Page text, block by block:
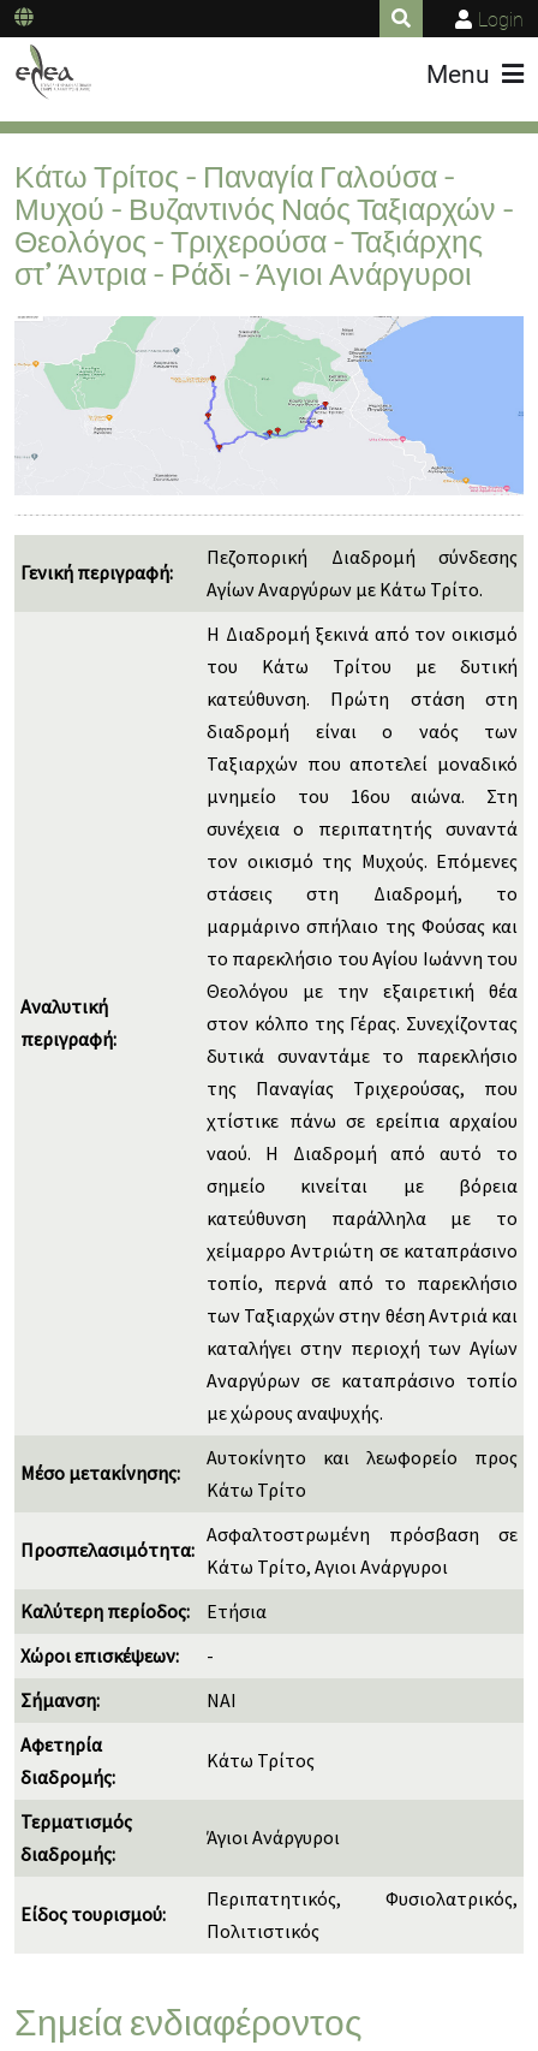
Login
Menu
Κάτω Τρίτος - Παναγία Γαλούσα -
Μυχού - Βυζαντινός Ναός Ταξιαρχών -
Θεολόγος - Τριχερούσα - Ταξιάρχης
στ’ Άντρια - Ράδι - Άγιοι Ανάργυροι
Γενική περιγραφή:
Πεζοπορική Διαδρομή σύνδεσης
Αγίων Αναργύρων με Κάτω Τρίτο.
Αναλυτική
περιγραφή:
Η Διαδρομή ξεκινά από τον οικισμό
του Κάτω Τρίτου με δυτική
κατεύθυνση. Πρώτη στάση στη
διαδρομή είναι ο ναός των
Ταξιαρχών που αποτελεί μοναδικό
μνημείο του 16ου αιώνα. Στη
συνέχεια ο περιπατητής συναντά
τον οικισμό της Μυχούς. Επόμενες
στάσεις στη Διαδρομή, το
μαρμάρινο σπήλαιο της Φούσας και
το παρεκλήσιο του Αγίου Ιωάννη του
Θεολόγου με την εξαιρετική θέα
στον κόλπο της Γέρας. Συνεχίζοντας
δυτικά συναντάμε το παρεκλήσιο
της Παναγίας Τριχερούσας, που
χτίστικε πάνω σε ερείπια αρχαίου
ναού. Η Διαδρομή από αυτό το
σημείο κινείται με βόρεια
κατεύθυνση παράλληλα με το
χείμαρρο Αντριώτη σε καταπράσινο
τοπίο, περνά από το παρεκλήσιο
των Ταξιαρχών στην θέση Αντριά και
καταλήγει στην περιοχή των Αγίων
Αναργύρων σε καταπράσινο τοπίο
με χώρους αναψυχής.
Μέσο μετακίνησης:
Αυτοκίνητο και λεωφορείο προς
Κάτω Τρίτο
Προσπελασιμότητα:
Ασφαλτοστρωμένη πρόσβαση σε
Κάτω Τρίτο, Αγιοι Ανάργυροι
Καλύτερη περίοδος:
Ετήσια
Χώροι επισκέψεων:
-
Σήμανση:
ΝΑΙ
Αφετηρία
διαδρομής:
Κάτω Τρίτος
Τερματισμός
διαδρομής:
Άγιοι Ανάργυροι
Είδος τουρισμού:
Περιπατητικός, Φυσιολατρικός,
Πολιτιστικός
Σημεία ενδιαφέροντος